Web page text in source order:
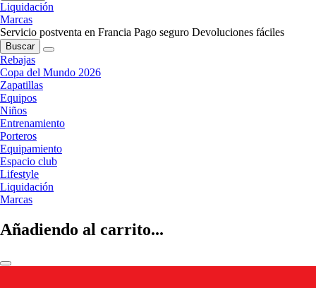
Liquidación
Marcas
Servicio postventa en Francia Pago seguro Devoluciones fáciles
Buscar
Rebajas
Copa del Mundo 2026
Zapatillas
Equipos
Niños
Entrenamiento
Porteros
Equipamiento
Espacio club
Lifestyle
Liquidación
Marcas
Añadiendo al carrito...